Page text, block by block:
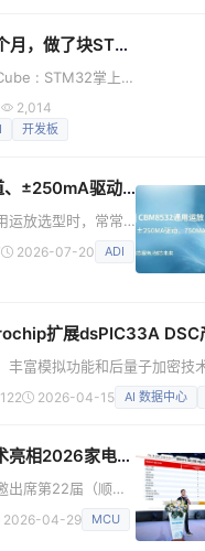
尺寸集成数据采集
性。系统设计人员
密度之间进行
并且被迫不断寻
STM32学习板！实现20+功能！
: STM32掌上终
前言 今天逛
【很适合单片机小
比如将一个
音频解
目，会非常适合你
2,014
开发板
、750µA功耗——CBM8532这颗通用运放到底强在哪？
运放选型时，常常
普通运放几十mA的
耗也跟着上去了；
源、低功耗、轨
、CMOS DAC或
2026-07-20
ADI
展dsPIC33A DSC产品系列，专为高密度AI数据中
丰富模拟功能和后量子加密技
全且**高性能的应用** 随着AI
业系统对更高效率设计、确定
芯科技公司）在dsPIC33A
数字信号控制器
率控制、高速
122 2026-04-15 AI 数据中心
讨会：N32G033，支撑“电控+”多场景覆盖
出席第22届（顺
控制技术研讨会，
2026-04-29
MCU